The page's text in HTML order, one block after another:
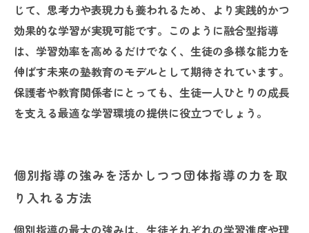
じて、思考力や表現力も養われるため、より実践的かつ
効果的な学習が実現可能です。このように融合型指導
は、学習効率を高めるだけでなく、生徒の多様な能力を
伸ばす未来の塾教育のモデルとして期待されています。
保護者や教育関係者にとっても、生徒一人ひとりの成長
を支える最適な学習環境の提供に役立つでしょう。
個別指導の強みを活かしつつ団体指導の力を取
り入れる方法
個別指導の最大の強みは、生徒それぞれの学習進度や理